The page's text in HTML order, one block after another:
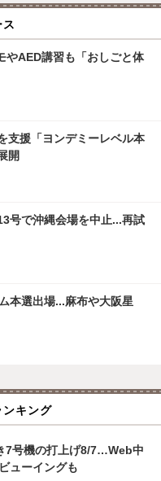
やAED講習も「おしごと体
支援「ヨンデミーレベル本
開
号で沖縄会場を中止...再試
本選出場...麻布や大阪星
ンキング
7号機の打上げ8/7…Web中
ューイングも